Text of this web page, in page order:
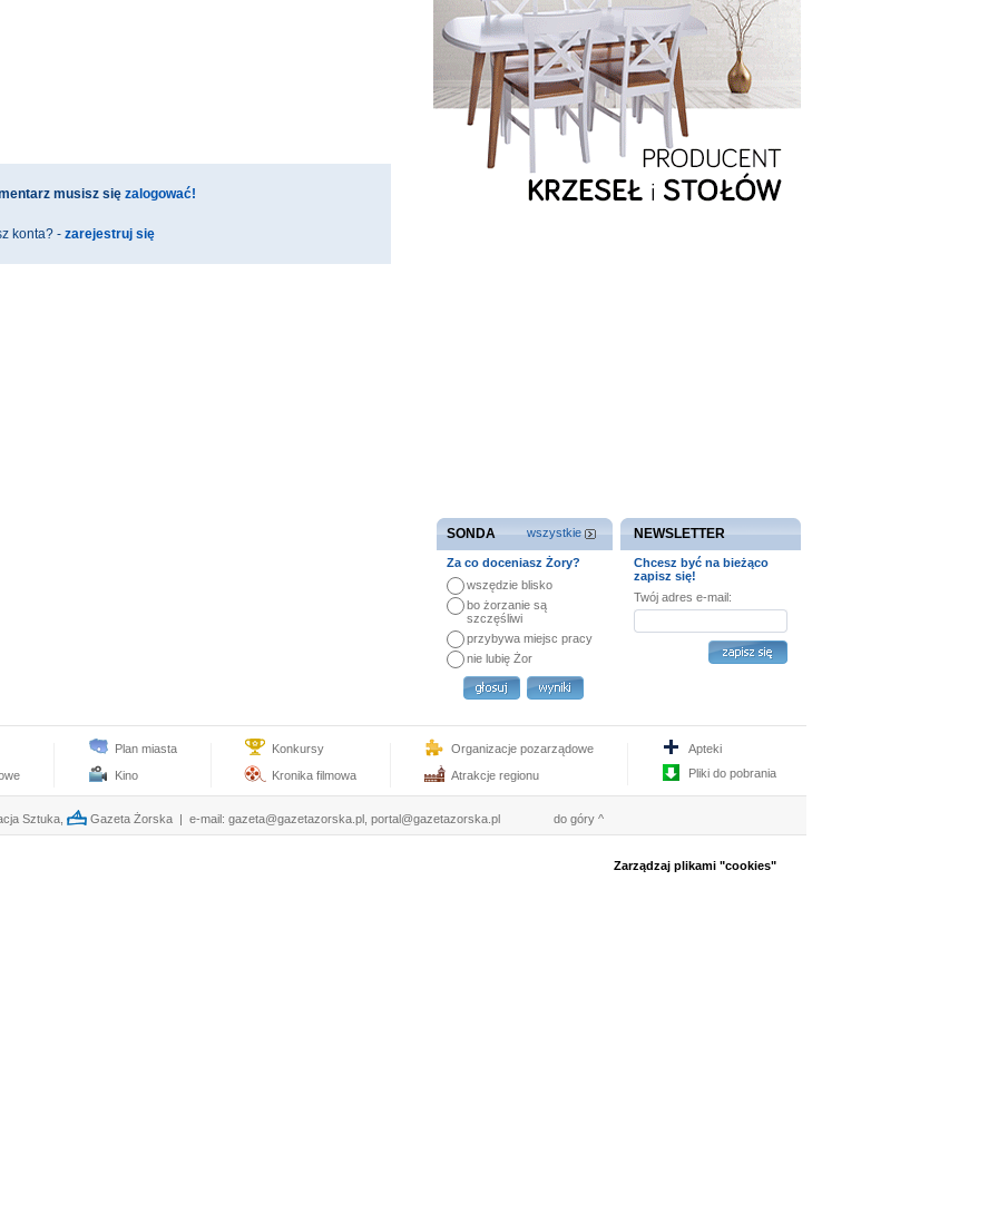
musisz się zalogować!
konta? - zarejestruj się
SONDA wszystkie
Za co doceniasz Żory?
wszędzie blisko
bo żorzanie są
szczęśliwi
przybywa miejsc pracy
nie lubię Żor
NEWSLETTER
Chcesz być na bieżąco
zapisz się!
Twój adres e-mail:
Plan miasta
Kino
Konkursy
Kronika filmowa
Organizacje pozarządowe
Atrakcje regionu
Apteki
Pliki do pobrania
Sztuka, Gazeta Żorska | e-mail: gazeta@gazetazorska.pl portal@gazetazorska.pl do góry ^
Zarządzaj plikami "cookies"